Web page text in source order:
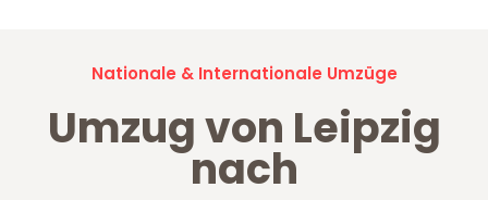
Nationale & Internationale Umzüge
Umzug von Leipzig
nach